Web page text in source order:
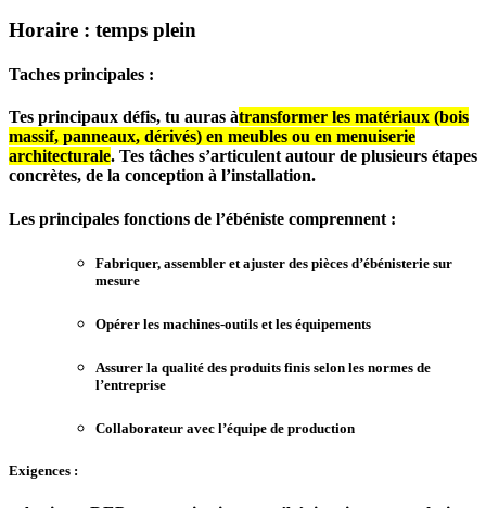
Horaire : temps plein
Taches principales :
Tes principaux défis, tu auras àtransformer les matériaux (bois
massif, panneaux, dérivés) en meubles ou en menuiserie
architecturale. Tes tâches s’articulent autour de plusieurs étapes
concrètes, de la conception à l’installation.
Les principales fonctions de l’ébéniste comprennent :
Fabriquer, assembler et ajuster des pièces d’ébénisterie sur
mesure
Opérer les machines-outils et les équipements
Assurer la qualité des produits finis selon les normes de
l’entreprise
Collaborateur avec l’équipe de production
Exigences :